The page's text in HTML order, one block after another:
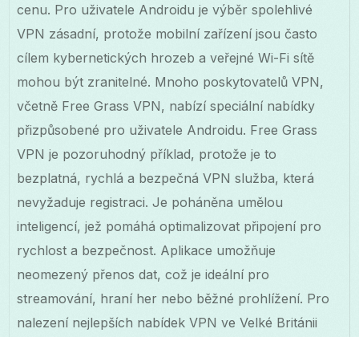
cenu. Pro uživatele Androidu je výběr spolehlivé
VPN zásadní, protože mobilní zařízení jsou často
cílem kybernetických hrozeb a veřejné Wi-Fi sítě
mohou být zranitelné. Mnoho poskytovatelů VPN,
včetně Free Grass VPN, nabízí speciální nabídky
přizpůsobené pro uživatele Androidu. Free Grass
VPN je pozoruhodný příklad, protože je to
bezplatná, rychlá a bezpečná VPN služba, která
nevyžaduje registraci. Je poháněna umělou
inteligencí, jež pomáhá optimalizovat připojení pro
rychlost a bezpečnost. Aplikace umožňuje
neomezený přenos dat, což je ideální pro
streamování, hraní her nebo běžné prohlížení. Pro
nalezení nejlepších nabídek VPN ve Velké Británii